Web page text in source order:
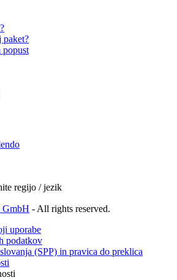
paket?
popust
regijo / jezik
GmbH - All rights reserved.
uporabe
podatkov
(SPP) in pravica do preklica